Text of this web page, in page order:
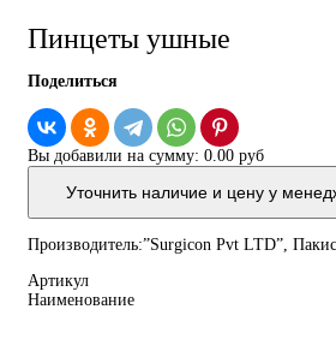
Пинцеты ушные
Поделиться
Вы добавили на сумму: 0.00 руб
Уточнить наличие и цену у
Производитель:”Surgicon Pvt LTD”,
Артикул
Наименование